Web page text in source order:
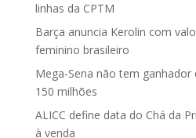
linhas da CPTM
Barça anuncia Kerolin com
feminino brasileiro
Mega-Sena não tem ganhador
150 milhões
ALICC define data do Chá da
à venda